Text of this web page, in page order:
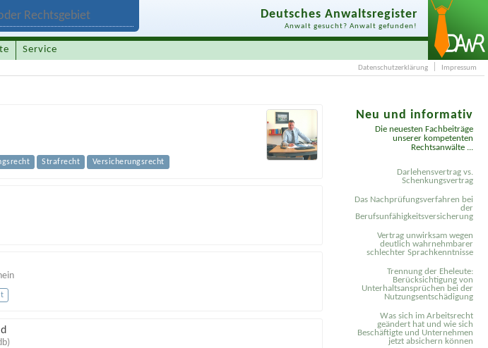
Deutsches Anwaltsregister
Anwalt gesucht? Anwalt gefunden!
Service
Datenschutzerklärung Impressum
Strafrecht Versicherungsrecht
Neu und informativ
Die neuesten Fachbeiträge
unserer kompetenten
Rechtsanwälte ...
Darlehensvertrag vs.
Schenkungsvertrag
Das Nachprüfungsverfahren bei
der
Berufsunfähigkeitsversicherung
Vertrag unwirksam wegen
deutlich wahrnehmbarer
schlechter Sprachkenntnisse
Trennung der Eheleute:
Berücksichtigung von
Unterhaltsansprüchen bei der
Nutzungsentschädigung
Was sich im Arbeitsrecht
geändert hat und wie sich
Beschäftigte und Unternehmen
jetzt absichern können